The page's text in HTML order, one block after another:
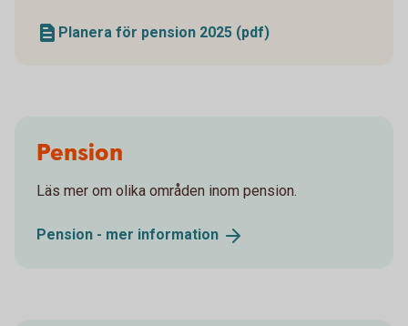
Planera för pension 2025 (pdf)
Pension
Läs mer om olika områden inom pension.
Pension - mer information